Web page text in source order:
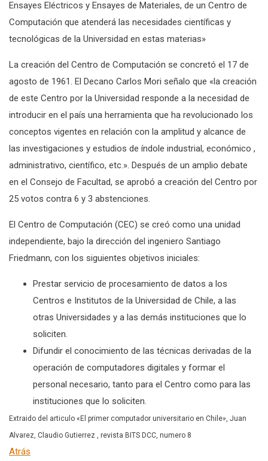
Ensayes Eléctricos y Ensayes de Materiales, de un Centro de
Computación que atenderá las necesidades científicas y
tecnológicas de la Universidad en estas materias»
La creación del Centro de Computación se concretó el 17 de
agosto de 1961. El Decano Carlos Mori señalo que «la creación
de este Centro por la Universidad responde a la necesidad de
introducir en el país una herramienta que ha revolucionado los
conceptos vigentes en relación con la amplitud y alcance de
las investigaciones y estudios de índole industrial, económico ,
administrativo, científico, etc.». Después de un amplio debate
en el Consejo de Facultad, se aprobó a creación del Centro por
25 votos contra 6 y 3 abstenciones.
El Centro de Computación (CEC) se creó como una unidad
independiente, bajo la dirección del ingeniero Santiago
Friedmann, con los siguientes objetivos iniciales:
Prestar servicio de procesamiento de datos a los
Centros e Institutos de la Universidad de Chile, a las
otras Universidades y a las demás instituciones que lo
soliciten.
Difundir el conocimiento de las técnicas derivadas de la
operación de computadores digitales y formar el
personal necesario, tanto para el Centro como para las
instituciones que lo soliciten.
Extraido del articulo «El primer computador universitario en Chile», Juan
Alvarez, Claudio Gutierrez , revista BITS DCC, numero 8
Atrás